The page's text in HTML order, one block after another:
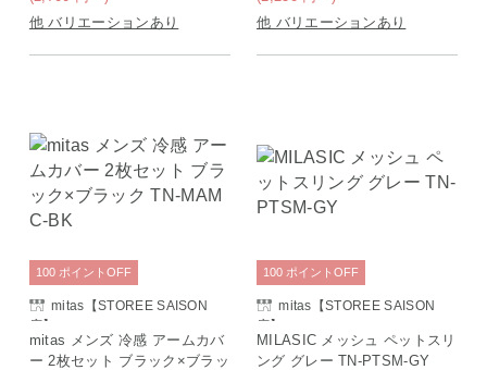
他 バリエーションあり 他 バリエーションあり
mitas【STOREE SAISON
店】
mitas メンズ 冷感 アームカバ
ー 2枚セット ブラック×ブラッ
100 ポイント OFF
mitas【STOREE SAISON
店】
MILASIC メッシュ ペットスリ
ング グレー TN-PTSM-GY
100 ポイント OFF